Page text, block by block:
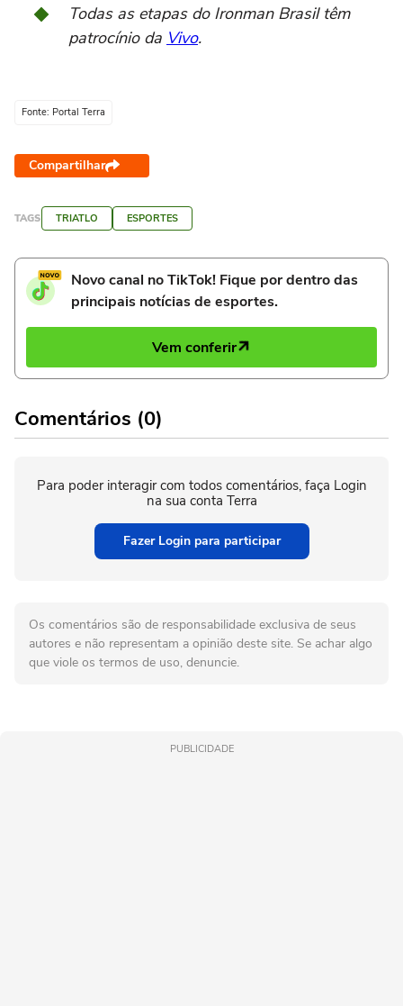
Todas as etapas do Ironman Brasil têm
patrocínio da Vivo.
Fonte: Portal Terra
Compartilhar
TAGS TRIATLO ESPORTES
Novo canal no TikTok! Fique por dentro das
principais notícias de esportes.
Vem conferir
Comentários (0)
Para poder interagir com todos comentários, faça Login
na sua conta Terra
Fazer Login para participar
Os comentários são de responsabilidade exclusiva de seus
autores e não representam a opinião deste site. Se achar algo
que viole os termos de uso, denuncie.
PUBLICIDADE